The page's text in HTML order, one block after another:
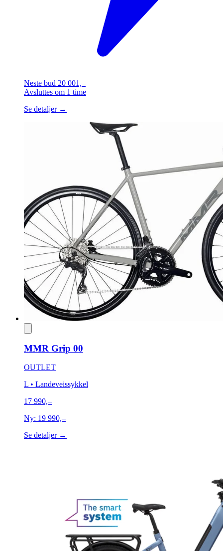
Neste bud 20 001,–
Avsluttes om 1 time
Se detaljer →
MMR Grip 00
OUTLET
L • Landeveissykkel
17 990,–
Ny: 19 990,–
Se detaljer →